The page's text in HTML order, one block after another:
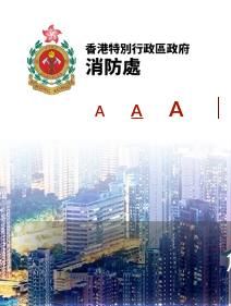
A A A